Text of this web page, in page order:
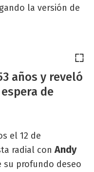
la versión de
años y reveló
de
el 12 de
radial conAndy
su profundo deseo